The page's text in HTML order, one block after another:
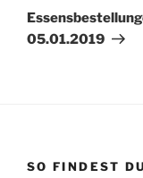
Beitrag
05.01.2019
SO FINDEST